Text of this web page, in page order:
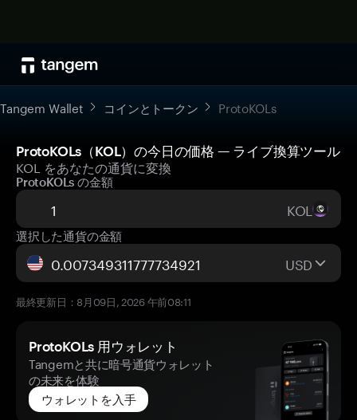
Tangem Wallet コインとトークン ProtoKOLs
ProtoKOLs（KOL）の今日の価格 — ライブ換算ツール
KOL をあなたの通貨に変換
ProtoKOLs の金額
KOL
選択した通貨の金額
USD
最終更新日：8月09日, 2026 午前08:11
ProtoKOLs 用ウォレット
Tangemと共に暗号通貨ウォレット
の未来を体験
ウォレットを入手